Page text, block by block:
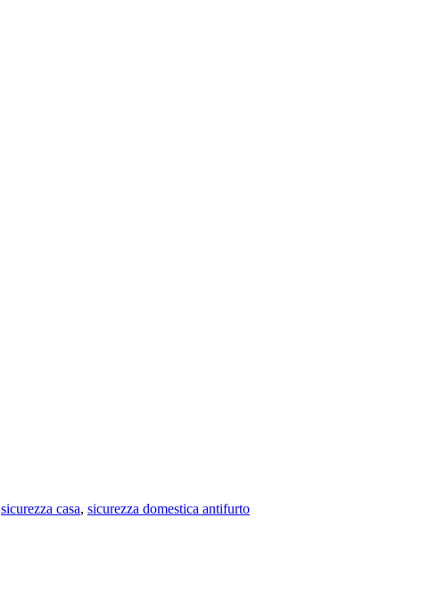
sicurezza casa, sicurezza domestica antifurto